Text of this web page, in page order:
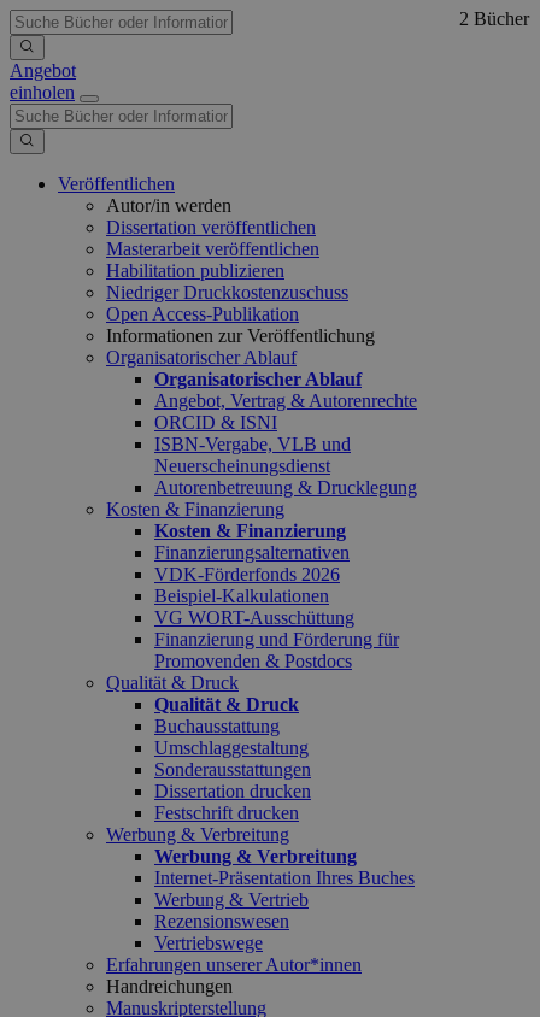
Angebot
einholen
Veröffentlichen
Autor/in werden
Dissertation veröffentlichen
Masterarbeit veröffentlichen
Habilitation publizieren
Niedriger Druckkostenzuschuss
Open Access-Publikation
Informationen zur Veröffentlichung
Organisatorischer Ablauf
Organisatorischer Ablauf
Angebot, Vertrag & Autorenrechte
ORCID & ISNI
ISBN-Vergabe, VLB und
Neuerscheinungsdienst
Autorenbetreuung & Drucklegung
Kosten & Finanzierung
Kosten & Finanzierung
Finanzierungsalternativen
VDK-Förderfonds 2026
Beispiel-Kalkulationen
VG WORT-Ausschüttung
Finanzierung und Förderung für
Promovenden & Postdocs
Qualität & Druck
Qualität & Druck
Buchausstattung
Umschlaggestaltung
Sonderausstattungen
Dissertation drucken
Festschrift drucken
Werbung & Verbreitung
Werbung & Verbreitung
Internet-Präsentation Ihres Buches
Werbung & Vertrieb
Rezensionswesen
Vertriebswege
Erfahrungen unserer Autor*innen
Handreichungen
Manuskripterstellung
2 Bücher